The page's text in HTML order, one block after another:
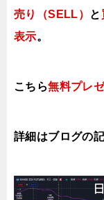
売り（SELL） と
表示。
こちら無料プレ
詳細はブログの